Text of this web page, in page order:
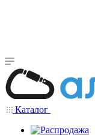
Каталог